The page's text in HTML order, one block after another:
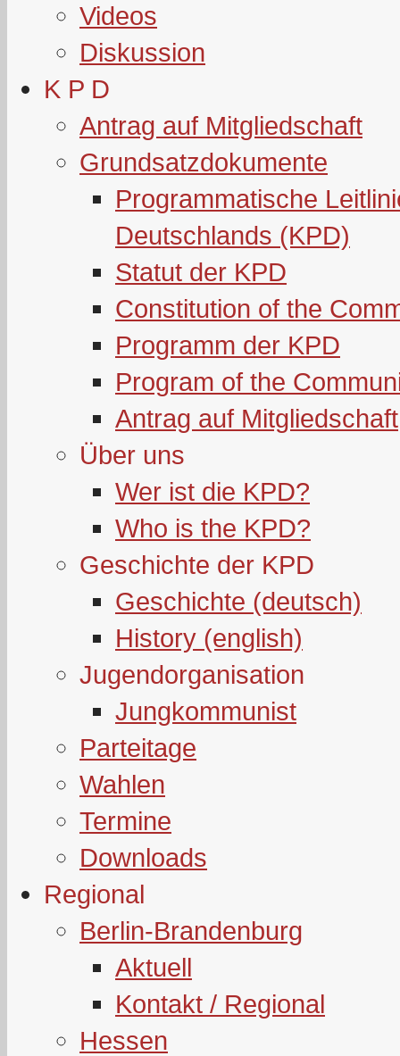
Videos
Diskussion
K P D
Antrag auf Mitgliedschaft
Grundsatzdokumente
Programmatische
Deutschlands (KPD)
Statut der KPD
Constitution of the
Programm der KPD
Program of the
Antrag auf Mitgliedschaft
Über uns
Wer ist die KPD?
Who is the KPD?
Geschichte der KPD
Geschichte (deutsch)
History (english)
Jugendorganisation
Jungkommunist
Parteitage
Wahlen
Termine
Downloads
Regional
Berlin-Brandenburg
Aktuell
Kontakt / Regional
Hessen